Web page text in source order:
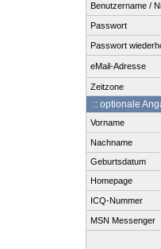
Benutzername /
Passwort
Passwort
eMail-Adresse
Zeitzone
:: optionale
Vorname
Nachname
Geburtsdatum
Homepage
ICQ-Nummer
MSN Messenger